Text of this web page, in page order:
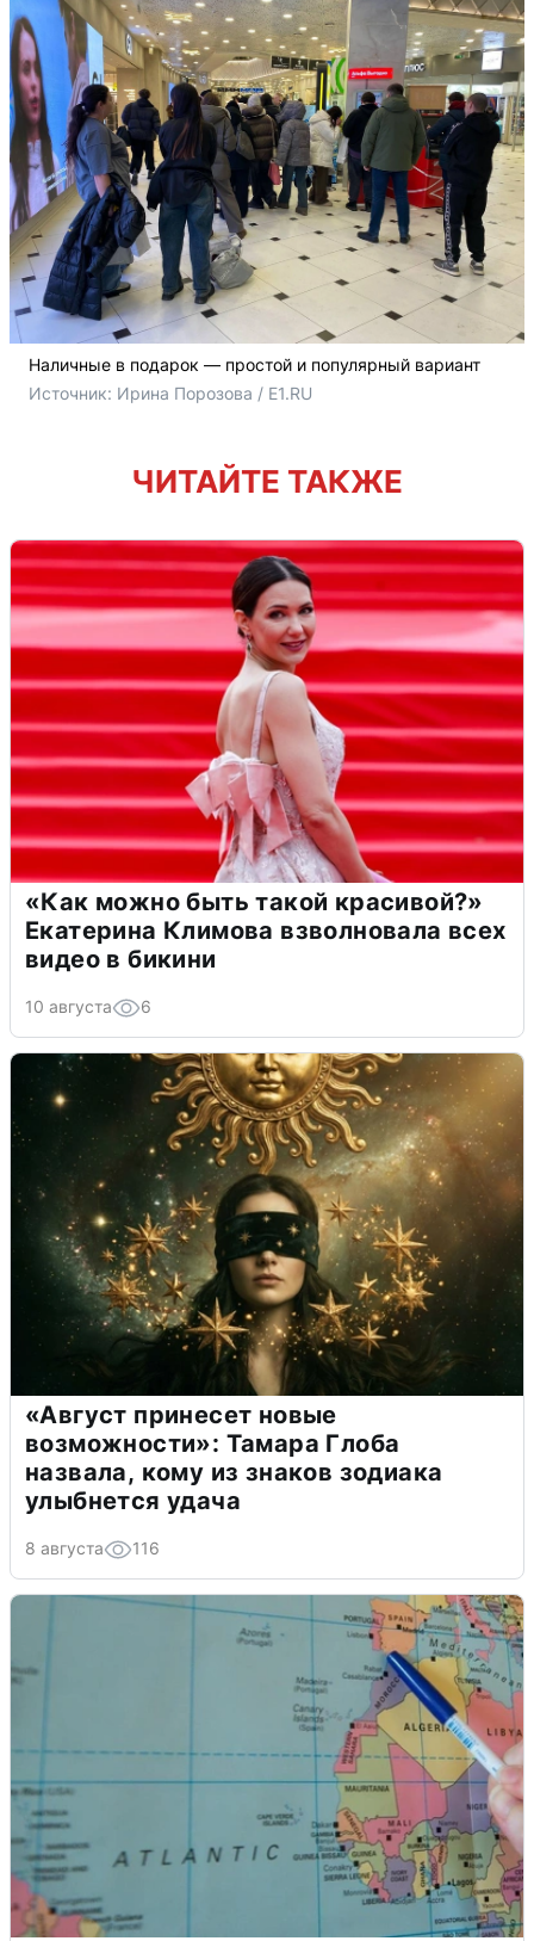
Наличные в подарок — простой и популярный вариант
Источник: Ирина Порозова / E1.RU
ЧИТАЙТЕ ТАКЖЕ
«Как можно быть такой красивой?»
Екатерина Климова взволновала всех
видео в бикини
10 августа 6
«Август принесет новые
возможности»: Тамара Глоба
назвала, кому из знаков зодиака
улыбнется удача
8 августа 116